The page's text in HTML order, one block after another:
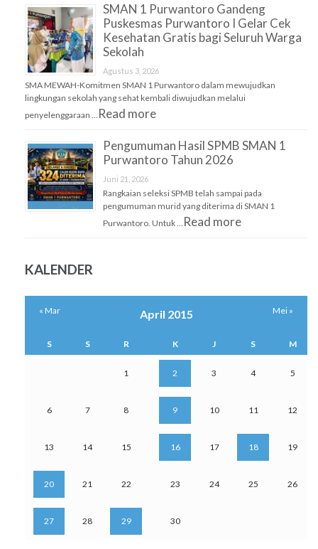
SMAN 1 Purwantoro Gandeng
Puskesmas Purwantoro I Gelar Cek
Kesehatan Gratis bagi Seluruh Warga
Sekolah
Agustus 3, 2026
SMA MEWAH-Komitmen SMAN 1 Purwantoro dalam mewujudkan
lingkungan sekolah yang sehat kembali diwujudkan melalui
penyelenggaraan …
Read more
Pengumuman Hasil SPMB SMAN 1
Purwantoro Tahun 2026
Juni 21, 2026
Rangkaian seleksi SPMB telah sampai pada
pengumuman murid yang diterima di SMAN 1
Purwantoro. Untuk …
Read more
KALENDER
April 2015
S S R K J S M
1 2 3 4 5
6 7 8 9 10 11 12
13 14 15 16 17 18 19
20 21 22 23 24 25 26
27 28 29 30
« Mar Mei »